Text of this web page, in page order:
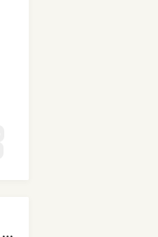
Pop Machine Mode 🤖 AI Music, Indie Pop & Dream Pop